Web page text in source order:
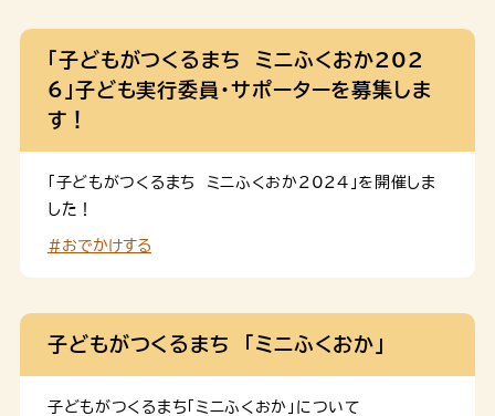
「子どもがつくるまち ミニふくおか202
6」子ども実行委員・サポーターを募集しま
す！
「子どもがつくるまち ミニふくおか2024」を開催しま
した！
#おでかけする
子どもがつくるまち 「ミニふくおか」
子どもがつくるまち「ミニふくおか」について